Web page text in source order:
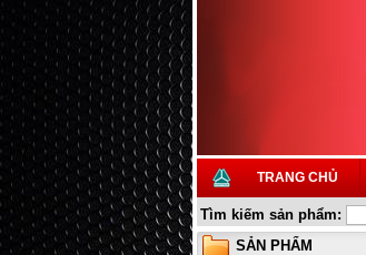
TRANG CHỦ
Tìm kiếm sản phẩm:
SẢN PHẨM